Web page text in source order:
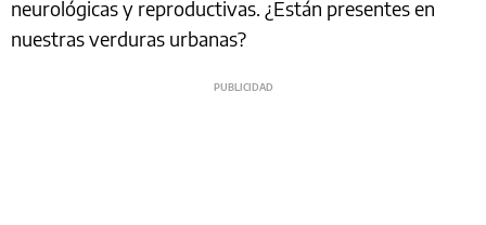
neurológicas y reproductivas. ¿Están presentes en
nuestras verduras urbanas?